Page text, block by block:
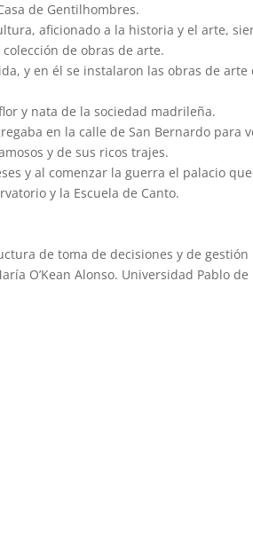
de Gentilhombres.
aficionado a la historia y el arte,
de obras de arte.
y en él se instalaron las obras de arte
y nata de la sociedad madrileña.
en la calle de San Bernardo para
y de sus ricos trajes.
y al comenzar la guerra el palacio
y la Escuela de Canto.
de toma de decisiones y de gestión
O’Kean Alonso. Universidad Pablo de